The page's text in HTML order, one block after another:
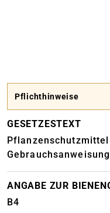
Pflichthinweise
GESETZESTEXT
ANGABE ZUR
B4